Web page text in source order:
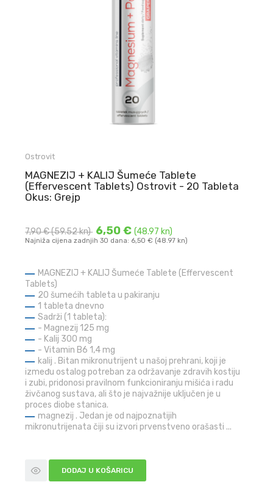
Ostrovit
MAGNEZIJ + KALIJ Šumeće Tablete
(Effervescent Tablets) Ostrovit - 20 Tableta
Okus: Grejp
7,90 €(59.52 kn) 6,50 €(48.97 kn)
Najniža cijena zadnjih 30 dana: 6,50 € (48.97 kn)
MAGNEZIJ + KALIJ Šumeće Tablete (Effervescent
Tablets)
20 šumećih tableta u pakiranju
1 tableta dnevno
Sadrži (1 tableta):
- Magnezij 125 mg
- Kalij 300 mg
- Vitamin B6 1,4 mg
kalij . Bitan mikronutrijent u našoj prehrani, koji je
između ostalog potreban za održavanje zdravih kostiju
i zubi, pridonosi pravilnom funkcioniranju mišića i radu
živčanog sustava, ali što je najvažnije uključen je u
proces diobe stanica.
magnezij . Jedan je od najpoznatijih
mikronutrijenata čiji su izvori prvenstveno orašasti ...
DODAJ U KOŠARICU